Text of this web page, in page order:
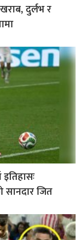
दुर्लभ र
सानदार जित